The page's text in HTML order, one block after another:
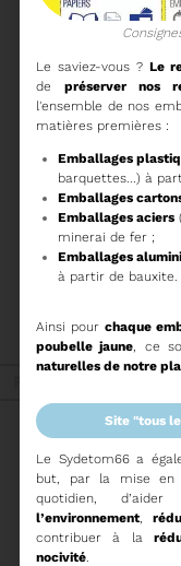
Élection
2032)
20/05/
ORDRE DU
COMITÉ
9H30
18/02/
Le saviez-vousLe
de préserver nos
l'ensemble de nos
matières premières :
Emballages
barquettes...) à
Emballages
Emballages aciers
minerai de fer ;
Emballages
à partir de bauxite.
Ainsi pourchaque
poubelle jaune , ce
naturelles de notre
site "tous
Le Sydetom66 a
but, par la mise
quotidien,
l’environnement,
contribuer à la
nocivité.